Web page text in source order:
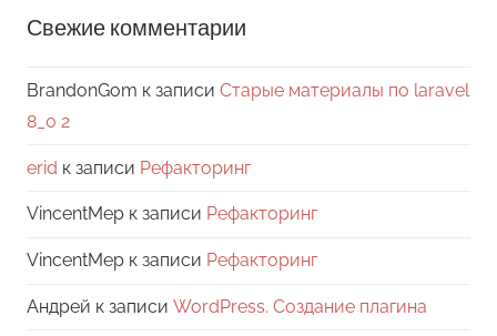
Свежие комментарии
BrandonGom к записи Старые материалы по laravel
8_0 2
erid к записи Рефакторинг
VincentMep к записи Рефакторинг
VincentMep к записи Рефакторинг
Андрей к записи WordPress. Создание плагина